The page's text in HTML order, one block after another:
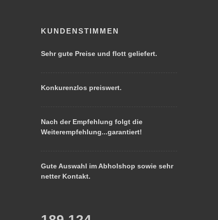
KUNDENSTIMMEN
Sehr gute Preise und flott geliefert.
Konkurenzlos preiswert.
Nach der Empfehlung folgt die
Weiterempfehlung...garantiert!
Gute Auswahl im Abholshop sowie sehr
netter Kontakt.